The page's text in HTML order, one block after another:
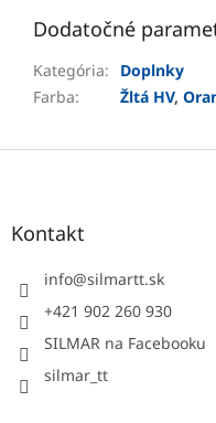
Dodatočné
Kategória:
Doplnky
Farba: Žltá HV,
Z
Kontakt
info@silmartt.sk
+421 902 260 930
SILMAR na Facebooku
silmar_tt